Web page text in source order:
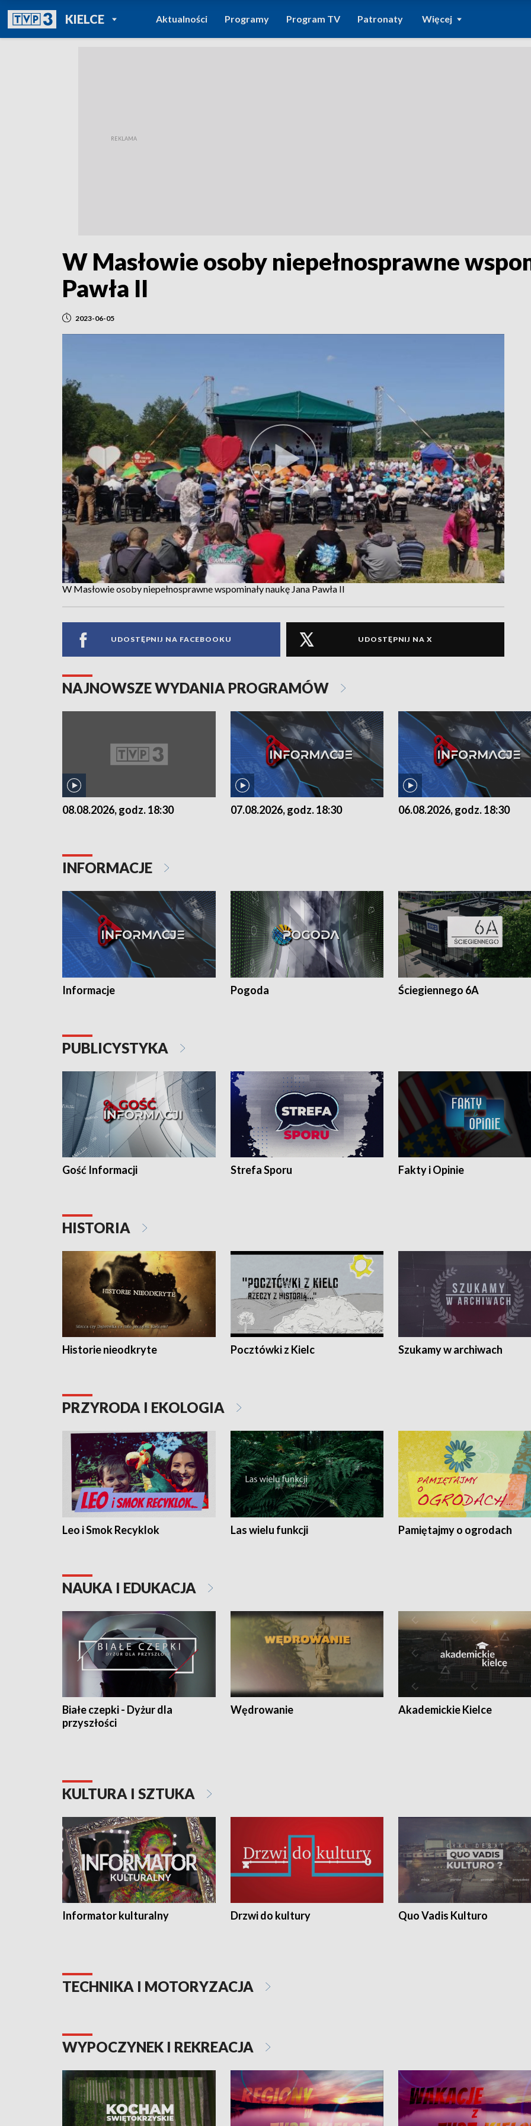
KIELCEPOWRÓT DO
TVP REGIONY
Aktualności Programy Program TV Patronaty Więcej
W Masłowie osoby niepełnosprawne
Pawła II
2023-06-05
W Masłowie osoby niepełnosprawne wspominały naukę Jana Pawła II
UDOSTĘPNIJ NA FACEBOOKU UDOSTĘPNIJ NA X
NAJNOWSZE WYDANIA PROGRAMÓW
08.08.2026, godz. 18:30 07.08.2026, godz. 18:30 06.08.2026, godz. 18:30
INFORMACJE
Informacje Pogoda Ściegiennego 6A
PUBLICYSTYKA
Gość Informacji Strefa Sporu Fakty i Opinie
HISTORIA
Historie nieodkryte Pocztówki z Kielc Szukamy w archiwach
PRZYRODA I EKOLOGIA
Leo i Smok Recyklok Las wielu funkcji Pamiętajmy o ogrodach
NAUKA I EDUKACJA
Białe czepki - Dyżur dla
przyszłości
Wędrowanie Akademickie Kielce
KULTURA I SZTUKA
Informator kulturalny Drzwi do kultury Quo Vadis Kulturo
TECHNIKA I MOTORYZACJA
WYPOCZYNEK I REKREACJA